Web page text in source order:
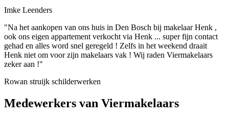
Imke Leenders
"Na het aankopen van ons huis in Den Bosch bij makelaar Henk ,
ook ons eigen appartement verkocht via Henk ... super fijn contact
gehad en alles word snel geregeld ! Zelfs in het weekend draait
Henk niet om voor zijn makelaars vak ! Wij raden Viermakelaars
zeker aan !"
Rowan struijk schilderwerken
Medewerkers van Viermakelaars